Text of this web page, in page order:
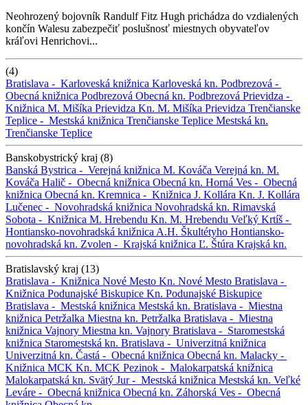
Neohrozený bojovník Randulf Fitz Hugh prichádza do vzdialených
končín Walesu zabezpečiť poslušnosť miestnych obyvateľov
kráľovi Henrichovi...
(4)
Bratislava - Karloveská knižnica Karloveská kn. Podbrezová -
Obecná knižnica Podbrezová Obecná kn. Podbrezová Prievidza -
Knižnica M. Mišíka Prievidza Kn. M. Mišíka Prievidza Trenčianske
Teplice - Mestská knižnica Trenčianske Teplice Mestská kn.
Trenčianske Teplice
Banskobystrický kraj (8)
Banská Bystrica - Verejná knižnica M. Kováča Verejná kn. M.
Kováča Halič - Obecná knižnica Obecná kn. Horná Ves - Obecná
knižnica Obecná kn. Kremnica - Knižnica J. Kollára Kn. J. Kollára
Lučenec - Novohradská knižnica Novohradská kn. Rimavská
Sobota - Knižnica M. Hrebendu Kn. M. Hrebendu Veľký Krtíš -
Hontiansko-novohradská knižnica A.H. Škultétyho Hontiansko-
novohradská kn. Zvolen - Krajská knižnica Ľ. Štúra Krajská kn.
Bratislavský kraj (13)
Bratislava - Knižnica Nové Mesto Kn. Nové Mesto Bratislava -
Knižnica Podunajské Biskupice Kn. Podunajské Biskupice
Bratislava - Mestská knižnica Mestská kn. Bratislava - Miestna
knižnica Petržalka Miestna kn. Petržalka Bratislava - Miestna
knižnica Vajnory Miestna kn. Vajnory Bratislava - Staromestská
knižnica Staromestská kn. Bratislava - Univerzitná knižnica
Univerzitná kn. Častá - Obecná knižnica Obecná kn. Malacky -
Knižnica MCK Kn. MCK Pezinok - Malokarpatská knižnica
Malokarpatská kn. Svätý Jur - Mestská knižnica Mestská kn. Veľké
Leváre - Obecná knižnica Obecná kn. Záhorská Ves - Obecná